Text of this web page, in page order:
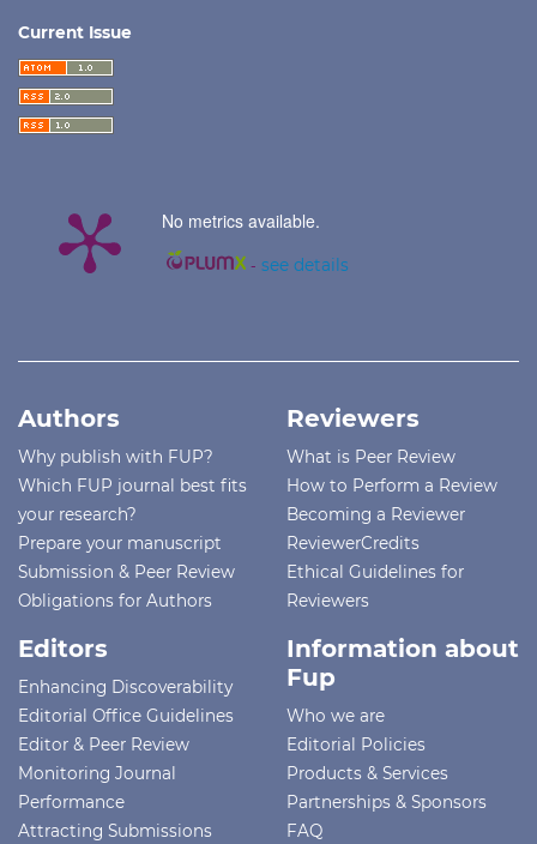
Current Issue
No metrics available.
- see details
Authors
Why publish with FUP?
Which FUP journal best fits
your research?
Prepare your manuscript
Submission & Peer Review
Obligations for Authors
Reviewers
What is Peer Review
How to Perform a Review
Becoming a Reviewer
ReviewerCredits
Ethical Guidelines for
Reviewers
Editors
Enhancing Discoverability
Editorial Office Guidelines
Editor & Peer Review
Monitoring Journal
Performance
Attracting Submissions
Information about
Fup
Who we are
Editorial Policies
Products & Services
Partnerships & Sponsors
FAQ